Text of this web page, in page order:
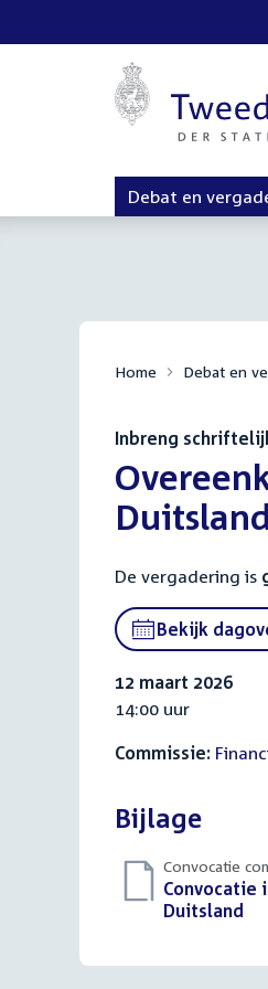
Debat en
Home Debat en
Inbreng
:
Duitsland
De vergadering is
Bekijk
12 maart 2026
14:00 uur
Commissie:
Bijlage
Convocatie
Download
bestand:
Convocatie
Duitsland